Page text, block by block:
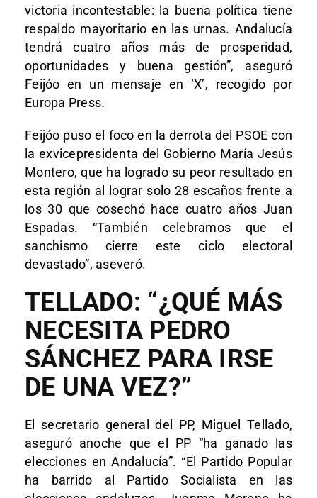
victoria incontestable: la buena política tiene
respaldo mayoritario en las urnas. Andalucía
tendrá cuatro años más de prosperidad,
oportunidades y buena gestión”, aseguró
Feijóo en un mensaje en ‘X’, recogido por
Europa Press.
Feijóo puso el foco en la derrota del PSOE con
la exvicepresidenta del Gobierno María Jesús
Montero, que ha logrado su peor resultado en
esta región al lograr solo 28 escaños frente a
los 30 que cosechó hace cuatro años Juan
Espadas. “También celebramos que el
sanchismo cierre este ciclo electoral
devastado”, aseveró.
TELLADO: “¿QUÉ MÁS
NECESITA PEDRO
SÁNCHEZ PARA IRSE
DE UNA VEZ?”
El secretario general del PP, Miguel Tellado,
aseguró anoche que el PP “ha ganado las
elecciones en Andalucía”. “El Partido Popular
ha barrido al Partido Socialista en las